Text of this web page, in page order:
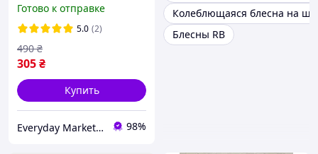
крючке, набор 5 шт по
3,2 г
Готово к отправке
5.0 (2)
305₴
490 ₴
Купить
Everyday Market 0965612251 98%
Колеблющаяся блесна на
Блесны RB